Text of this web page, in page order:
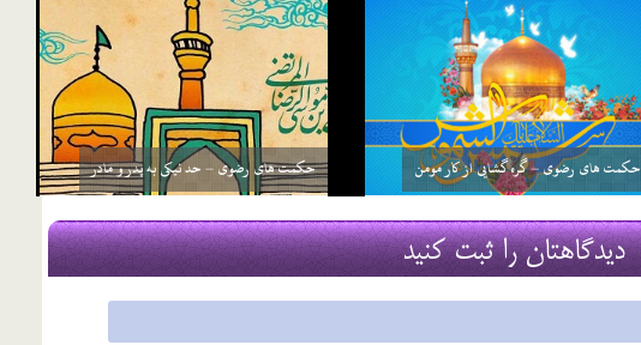
از كجا بفهميم ما ناجی هستیم؟
29 اسفند 03
حکمت های رضوی – فضیلت زیارت امام رضا علیه
السلام
20 شهریور 03
دیدگاهتان را ثبت کنید